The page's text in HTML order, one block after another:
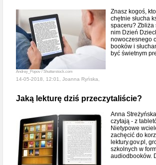
Andrey_Popov / Shutterstock.com
Znasz kogoś,
chętnie słucha
spaceru? Zbliża
nim Dzień
nowoczesnego
booków i
być świetnym
14-05-2018, 12:01, Joanna Ryńska,
Jaką lekturę dziś przeczytaliście?
Anna
czytają - z
Nietypowe
zachęcić do
lektury.gov.pl,
szkolnych w
audiodbooków.